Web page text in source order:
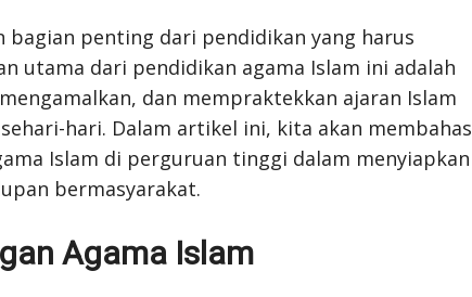
bagian penting dari pendidikan yang harus
utama dari pendidikan agama Islam ini adalah
dan mempraktekkan ajaran Islam
hari. Dalam artikel ini, kita akan membahas
Islam di perguruan tinggi dalam menyiapkan
bermasyarakat.
Agama Islam